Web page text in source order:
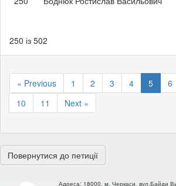
250 із 502
« Previous 1 2 3 4 5 6
10
11 Next »
Повернутися до петиції
Адреса: 18000, м. Черкаси, вул.Байди